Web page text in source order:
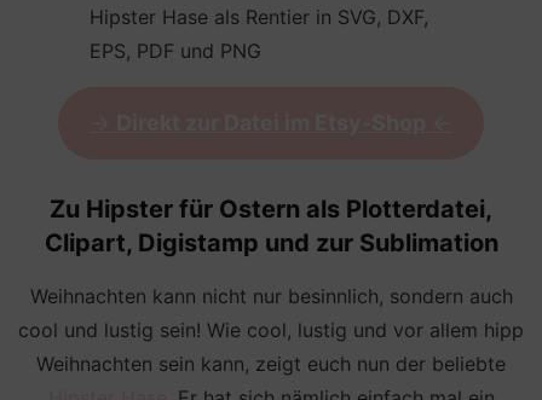
Hipster Hase als Rentier in SVG, DXF,
EPS, PDF und PNG
Zu Hipster für Ostern als Plotterdatei,
Clipart, Digistamp und zur Sublimation
Weihnachten kann nicht nur besinnlich, sondern auch
cool und lustig sein! Wie cool, lustig und vor allem hipp
Weihnachten sein kann, zeigt euch nun der beliebte